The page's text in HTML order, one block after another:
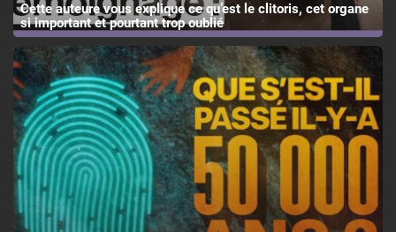
Cette auteure vous explique ce qu’est le clitoris, cet organe
si important et pourtant trop oublié